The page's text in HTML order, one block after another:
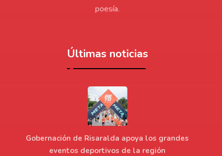
poesía.
Últimas noticias
Gobernación de Risaralda apoya los grandes
eventos deportivos de la región